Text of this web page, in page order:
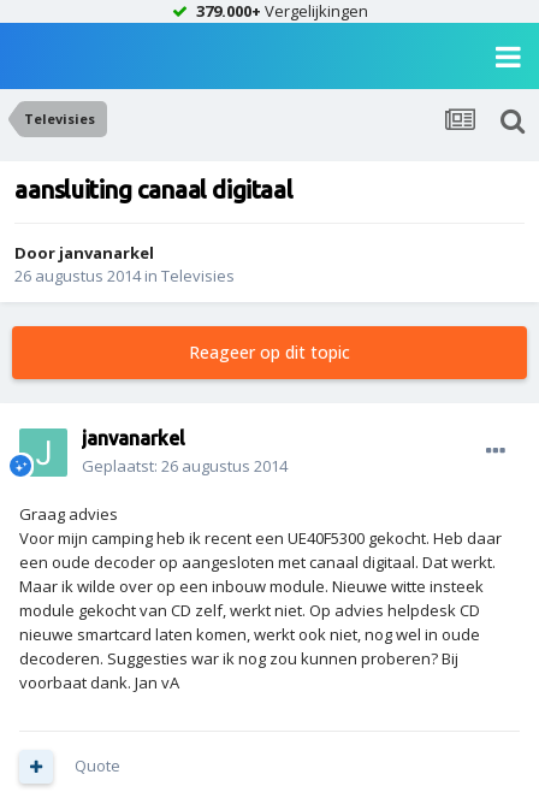
379.000+ Vergelijkingen
Televisies
aansluiting canaal digitaal
Door janvanarkel
26 augustus 2014in Televisies
Reageer op dit topic
janvanarkel
Geplaatst: 26 augustus 2014
Graag advies
Voor mijn camping heb ik recent een UE40F5300 gekocht. Heb daar
een oude decoder op aangesloten met canaal digitaal. Dat werkt.
Maar ik wilde over op een inbouw module. Nieuwe witte insteek
module gekocht van CD zelf, werkt niet. Op advies helpdesk CD
nieuwe smartcard laten komen, werkt ook niet, nog wel in oude
decoderen. Suggesties war ik nog zou kunnen proberen? Bij
voorbaat dank. Jan vA
Quote